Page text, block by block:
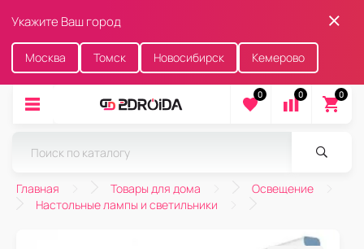
Укажите Ваш город
Москва Томск Новосибирск Кемерово
0 0 0
Главная Товары для дома
Освещение
Настольные лампы и светильники